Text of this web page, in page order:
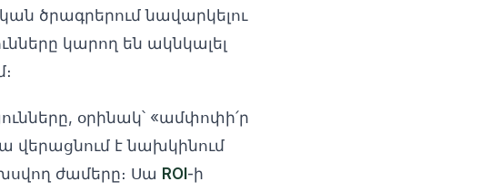
ծրագրերում նավարկելու
կարող են ակնկալել
օրինակ՝ «ամփոփի՛ր
վերացնում է նախկինում
ժամերը։ Սա ROI -ի